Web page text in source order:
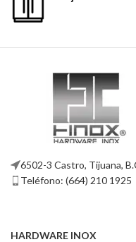
6502-3 Castro, Tijuana,
Teléfono: (664) 210 1925
HARDWARE INOX